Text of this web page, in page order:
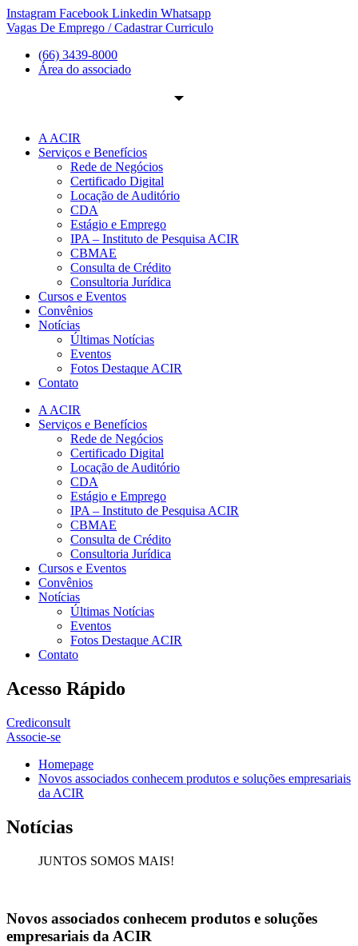
Ir
para
conteúdo
Instagram Facebook Linkedin Whatsapp
Vagas De Emprego / Cadastrar Curriculo
(66) 3439-8000
Área do associado
A ACIR
Serviços e Benefícios
Rede de Negócios
Certificado Digital
Locação de Auditório
CDA
Estágio e Emprego
IPA – Instituto de Pesquisa ACIR
CBMAE
Consulta de Crédito
Consultoria Jurídica
Cursos e Eventos
Convênios
Notícias
Últimas Notícias
Eventos
Fotos Destaque ACIR
Contato
A ACIR
Serviços e Benefícios
Rede de Negócios
Certificado Digital
Locação de Auditório
CDA
Estágio e Emprego
IPA – Instituto de Pesquisa ACIR
CBMAE
Consulta de Crédito
Consultoria Jurídica
Cursos e Eventos
Convênios
Notícias
Últimas Notícias
Eventos
Fotos Destaque ACIR
Contato
Acesso Rápido
Crediconsult
Associe-se
Homepage
Novos associados conhecem produtos e soluções empresariais
da ACIR
Notícias
JUNTOS SOMOS MAIS!
Novos associados conhecem produtos e soluções
empresariais da ACIR